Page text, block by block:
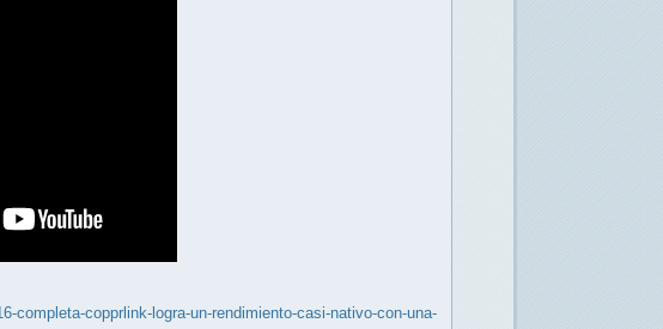
completa-copprlink-logra-un-rendimiento-casi-nativo-con-una-